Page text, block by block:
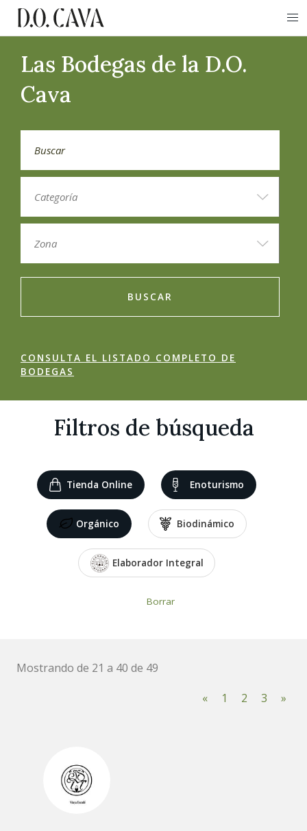
Las Bodegas de la D.O.
Cava
BUSCAR
CONSULTA EL LISTADO COMPLETO DE
BODEGAS
Filtros de búsqueda
Tienda Online Enoturismo
Orgánico Biodinámico
Elaborador Integral
Borrar
Mostrando de 21 a 40 de 49
«
1 2 3 »